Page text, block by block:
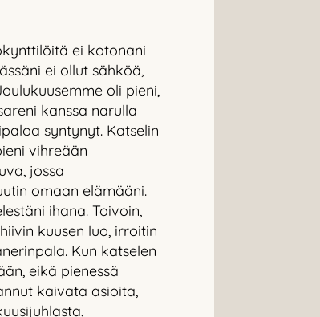
ei kotonani
ei ollut sähköä,
oli pieni,
kanssa narulla
syntynyt. Katselin
vihreään
jossa
omaan elämääni.
ihana. Toivoin,
kuusen luo, irroitin
Kun katselen
eikä pienessä
kaivata asioita,